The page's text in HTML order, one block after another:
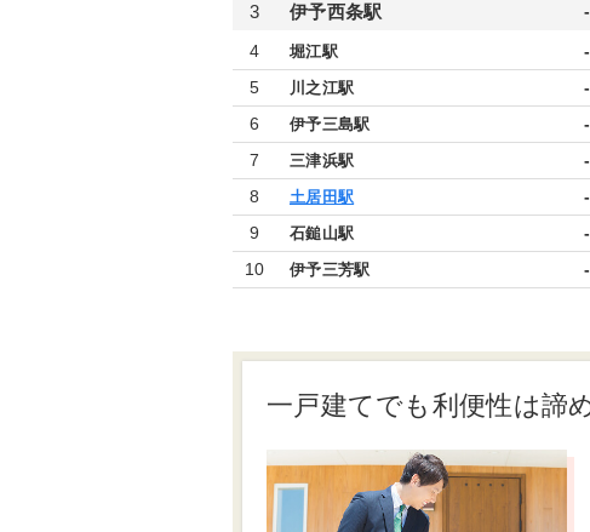
3 伊予西条駅 -
4 堀江駅
-
5
川之江駅
-
6
伊予三島駅
-
7
三津浜駅
-
8
土居田駅
-
9
石鎚山駅
-
10
伊予三芳駅 -
一戸建てでも利便性は諦